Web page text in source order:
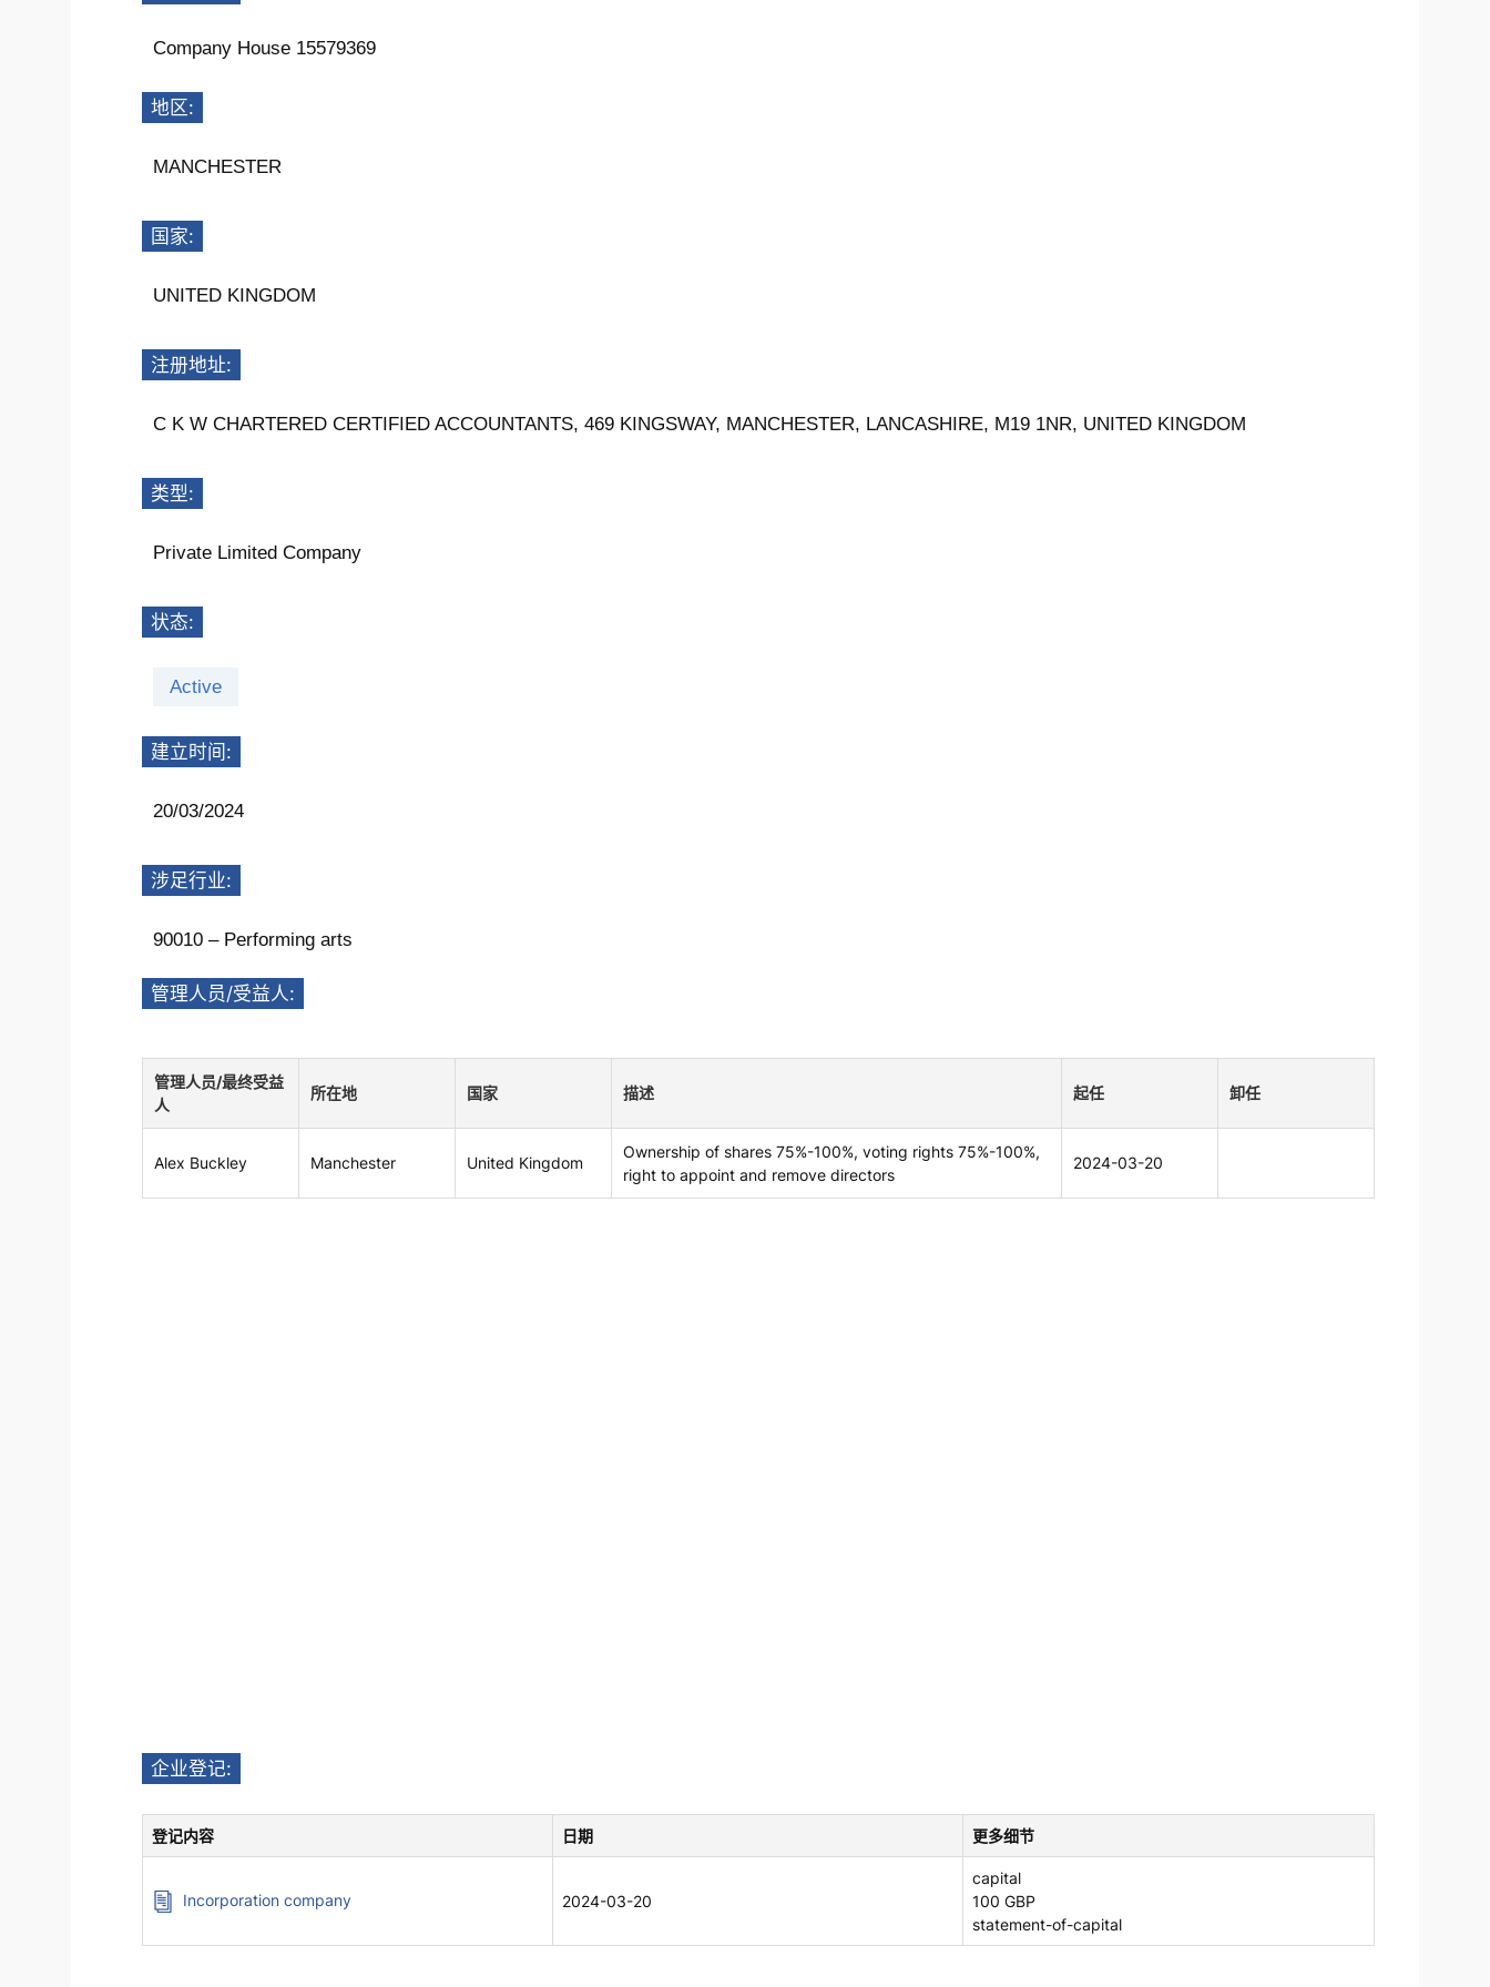
Company House 15579369
地区:
MANCHESTER
国家:
UNITED KINGDOM
注册地址:
C K W CHARTERED CERTIFIED ACCOUNTANTS, 469 KINGSWAY, MANCHESTER, LANCASHIRE, M19 1NR, UNITED KINGDOM
类型:
Private Limited Company
状态:
Active
建立时间:
20/03/2024
涉足行业:
90010 – Performing arts
管理人员/受益人:
管理人员/最终受益
人
所在地 国家 描述 起任 卸任
Alex Buckley Manchester United Kingdom
Ownership of shares 75%-100%, voting rights 75%-100%,
right to appoint and remove directors
2024-03-20
企业登记:
登记内容 日期 更多细节
Incorporation company 2024-03-20
capital
100 GBP
statement-of-capital